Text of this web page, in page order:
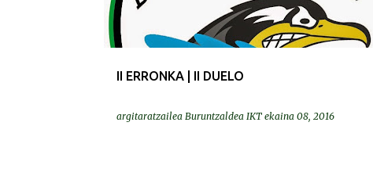
II ERRONKA | II DUELO
argitaratzailea Buruntzaldea IKT ekaina 08, 2016